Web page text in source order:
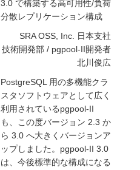
3.0 で構築する高可用性/負荷
分散レプリケーション構成
SRA OSS, Inc. 日本支社
技術開発部 / pgpool-II開発者
北川俊広
PostgreSQL 用の多機能クラ
スタソフトウェアとして広く
利用されているpgpool-II
も、この度バージョン 2.3 か
ら 3.0 へ大きくバージョンア
ップしました。pgpool-II 3.0
は、今後標準的な構成になる